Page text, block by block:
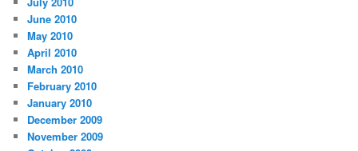
June 2010
May 2010
April 2010
March 2010
February 2010
January 2010
December 2009
November 2009